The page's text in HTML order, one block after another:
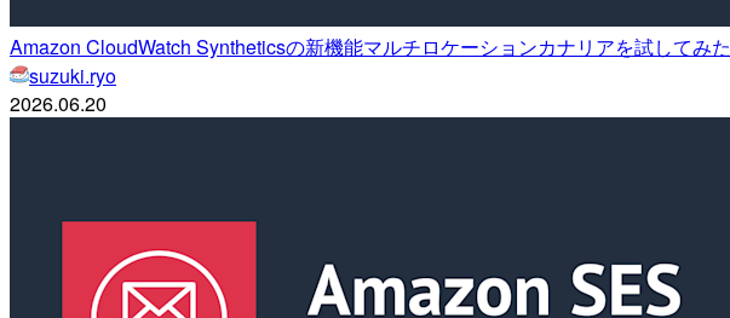
Amazon CloudWatch Syntheticsの新機能マルチロケーションカナリアを試してみた
suzuki.ryo
2026.06.20